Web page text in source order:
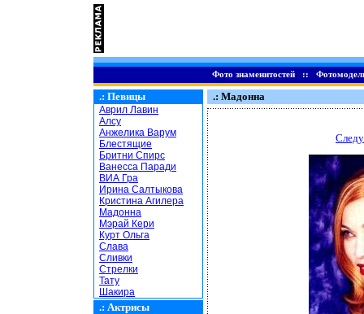
Фото знаменитостей::
.: Певицы
Аврил Лавин
Алсу
Анжелика Варум
Блестящие
Бритни Спирс
Ванесса Паради
ВИА Гра
Ирина Салтыкова
Кристина Агилера
Мадонна
Мэрай Кери
Курт Ольга
Слава
Сливки
Стрелки
Тату
Шакира
.: Актрисы
.: Мадонна